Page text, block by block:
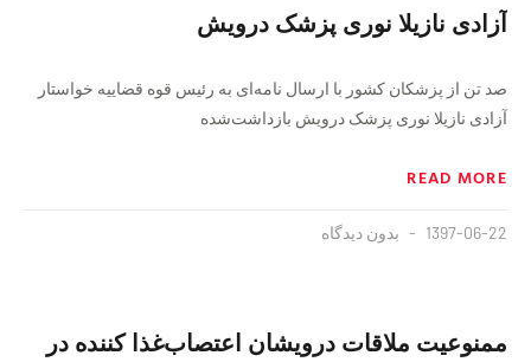
آزادی نازیلا نوری پزشک درویش
صد تن از پزشکان کشور با ارسال نامه‌ای به رئیس قوه قضاییه خواستار
آزادی نازیلا نوری پزشک درویش بازداشت‌شده
READ MORE
1397-06-22 بدون دیدگاه
ممنوعیت ملاقات درویشان اعتصاب‌غذا کننده در